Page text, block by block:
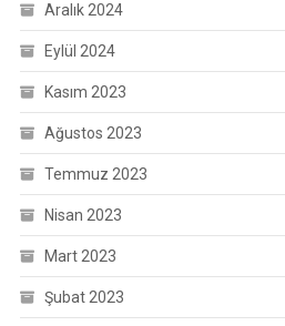
Aralık 2024
Eylül 2024
Kasım 2023
Ağustos 2023
Temmuz 2023
Nisan 2023
Mart 2023
Şubat 2023